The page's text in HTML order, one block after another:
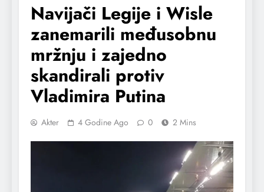
Navijači Legije i Wisle
zanemarili međusobnu
mržnju i zajedno
skandirali protiv
Vladimira Putina
Akter 4 Godine Ago 0 2 Mins